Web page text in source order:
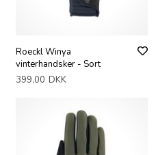
Roeckl Winya
vinterhandsker - Sort
399,00 DKK